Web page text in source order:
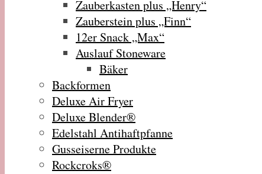
Zauberkasten plus „Henry“
Zauberstein plus „Finn“
12er Snack „Max“
Auslauf Stoneware
Bäker
Backformen
Deluxe Air Fryer
Deluxe Blender®
Edelstahl Antihaftpfanne
Gusseiserne Produkte
Rockcroks®